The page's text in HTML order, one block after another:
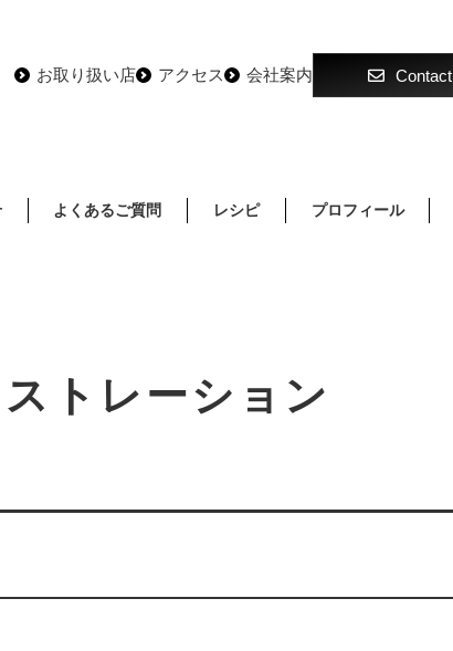
お取り扱い店 アクセス 会社案内 Contact
よくあるご質問 レシピ プロフィール
トレーション